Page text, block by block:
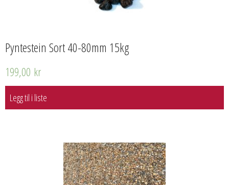
Pyntestein Sort 40-80mm 15kg
199,00 kr
Legg til i liste